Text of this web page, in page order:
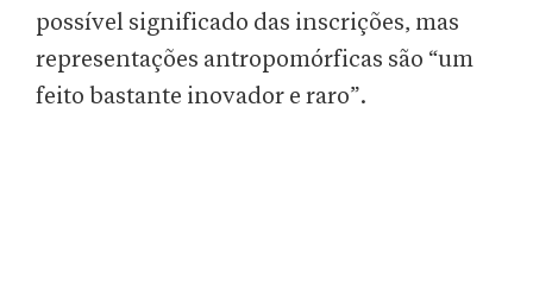
possível significado das inscrições, mas
representações antropomórficas são “um
feito bastante inovador e raro”.